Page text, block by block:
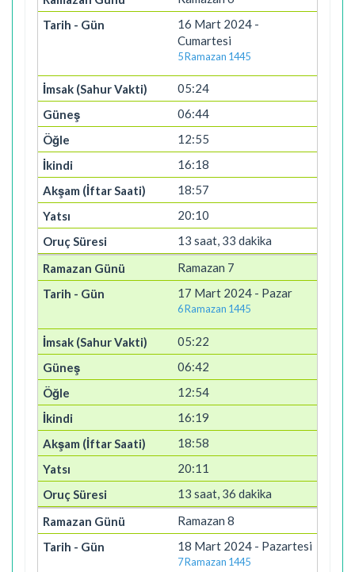
16 Mart 2024 -
Cumartesi
5 Ramazan 1445
05:24
06:44
12:55
16:18
18:57
20:10
13 saat, 33 dakika
Ramazan 7
17 Mart 2024 - Pazar
6 Ramazan 1445
05:22
06:42
12:54
16:19
18:58
20:11
13 saat, 36 dakika
Ramazan 8
18 Mart 2024 - Pazartesi
7 Ramazan 1445